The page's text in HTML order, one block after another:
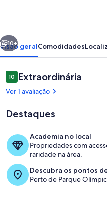
Tijuca!
Próximo
10+
Visão geralComodidades
Avaliações
1010 de 10
Extraordinária
Ver 1 avaliação
Destaques
Academia no local
Propriedades com
raridade na área.
Descubra os pontos
Perto de Parque